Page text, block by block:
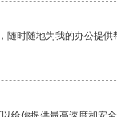
随时随地为我的办公提